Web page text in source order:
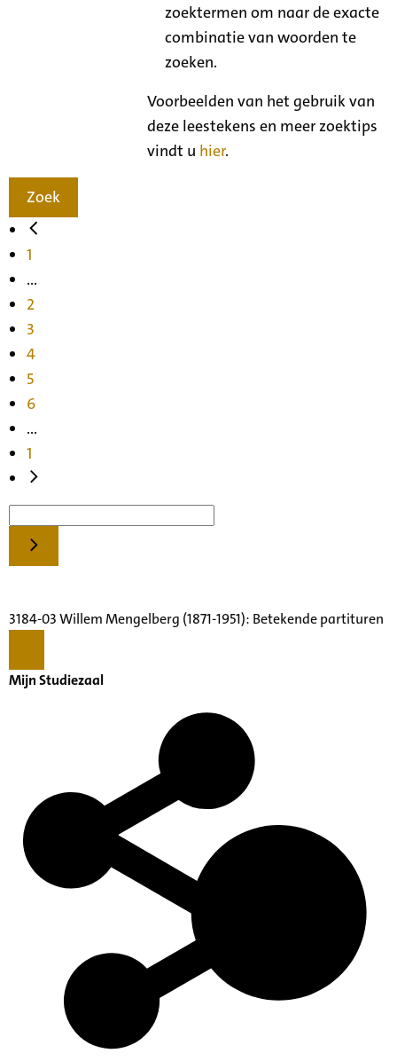
zoektermen om naar de exacte
combinatie van woorden te
zoeken.
Voorbeelden van het gebruik van
deze leestekens en meer zoektips
vindt u hier.
Zoek
1
...
2
3
4
5
6
...
1
3184-03 Willem Mengelberg (1871-1951): Betekende partituren
Mijn Studiezaal